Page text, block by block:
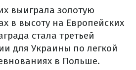
выиграла золотую
в высоту на Европейских
стала третьей
для Украины по легкой
в Польше.